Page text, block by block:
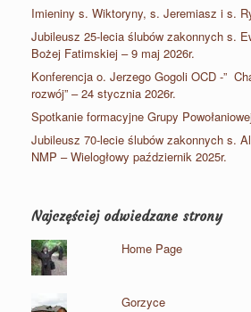
Imieniny s. Wiktoryny, s. Jeremiasz i s.
Jubileusz 25-lecia ślubów zakonnych s.
Bożej Fatimskiej – 9 maj 2026r.
Konferencja o. Jerzego Gogoli OCD -”
rozwój” – 24 stycznia 2026r.
Spotkanie formacyjne Grupy
Jubileusz 70-lecie ślubów zakonnych s.
NMP – Wielogłowy październik 2025r.
Najczęściej odwiedzane strony
Home Page
Gorzyce